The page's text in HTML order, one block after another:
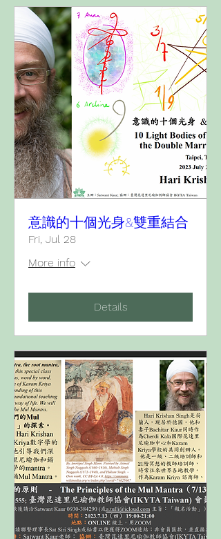
意識的十個光身&雙重結合
Fri, Jul 28
More info
Details